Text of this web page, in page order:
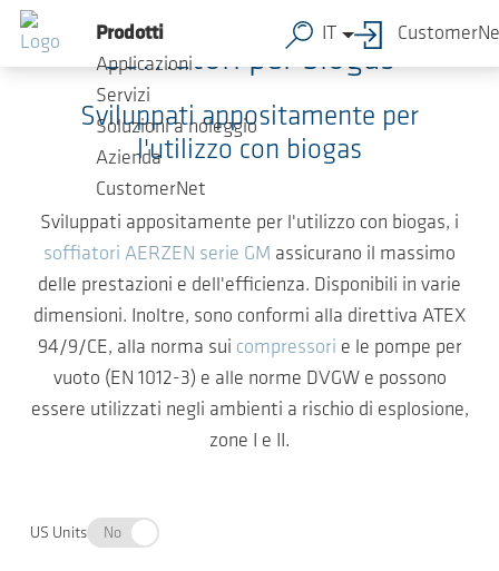
Salta al contenuto principale
Prodotti
Applicazioni
Servizi
Soluzioni a noleggio
Azienda
CustomerNet
IT
Soffiatori per biogas
Sviluppati appositamente per
l'utilizzo con biogas
Sviluppati appositamente per l'utilizzo con biogas, i
soffiatori AERZEN serie GM assicurano il massimo
delle prestazioni e dell'efficienza. Disponibili in varie
dimensioni. Inoltre, sono conformi alla direttiva ATEX
94/9/CE, alla norma sui compressori e le pompe per
vuoto (EN 1012-3) e alle norme DVGW e possono
essere utilizzati negli ambienti a rischio di esplosione,
zone I e II.
US Units No